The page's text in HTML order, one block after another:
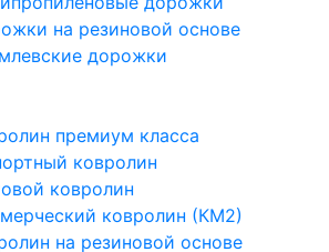
на резиновой основе
дорожки
премиум класса
ковролин
ковролин
ковролин (КМ2)
на резиновой основе